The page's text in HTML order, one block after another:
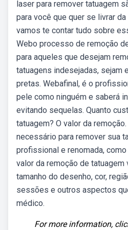
laser para remover tatuagem
para você que quer se livrar
vamos te contar tudo sobre
Webo processo de remoção
para aqueles que desejam
tatuagens indesejadas, sejam
pretas. Webafinal, é o
pele como ninguém e saberá
evitando sequelas. Quanto
tatuagem? O valor da
necessário para remover sua
profissional e renomada,
valor da remoção de tatuagem
tamanho do desenho, cor,
sessões e outros aspectos
médico.
For more information,